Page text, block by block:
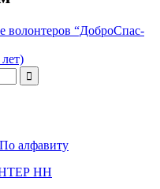
волонтеров “ДоброСпас-
По алфавиту